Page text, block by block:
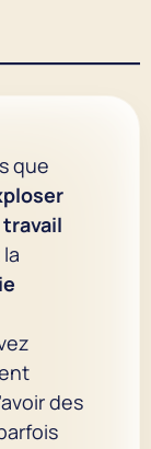
que
travail
des